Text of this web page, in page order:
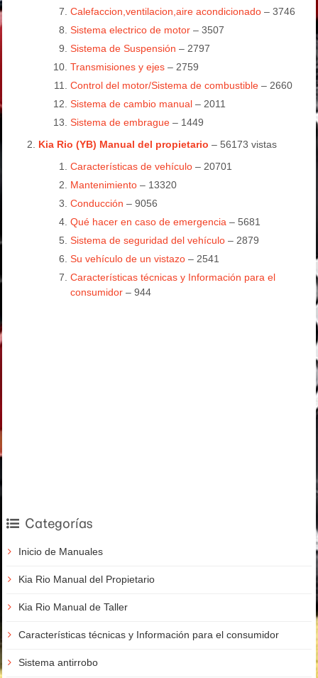
Calefaccion,ventilacion,aire acondicionado – 3746
Sistema electrico de motor – 3507
Sistema de Suspensión – 2797
Transmisiones y ejes – 2759
Control del motor/Sistema de combustible – 2660
Sistema de cambio manual – 2011
Sistema de embrague – 1449
Kia Rio (YB) Manual del propietario – 56173 vistas
Características de vehículo – 20701
Mantenimiento – 13320
Conducción – 9056
Qué hacer en caso de emergencia – 5681
Sistema de seguridad del vehículo – 2879
Su vehículo de un vistazo – 2541
Características técnicas y Información para el
consumidor – 944
Categorías
Inicio de Manuales
Kia Rio Manual del Propietario
Kia Rio Manual de Taller
Características técnicas y Información para el consumidor
Sistema antirrobo